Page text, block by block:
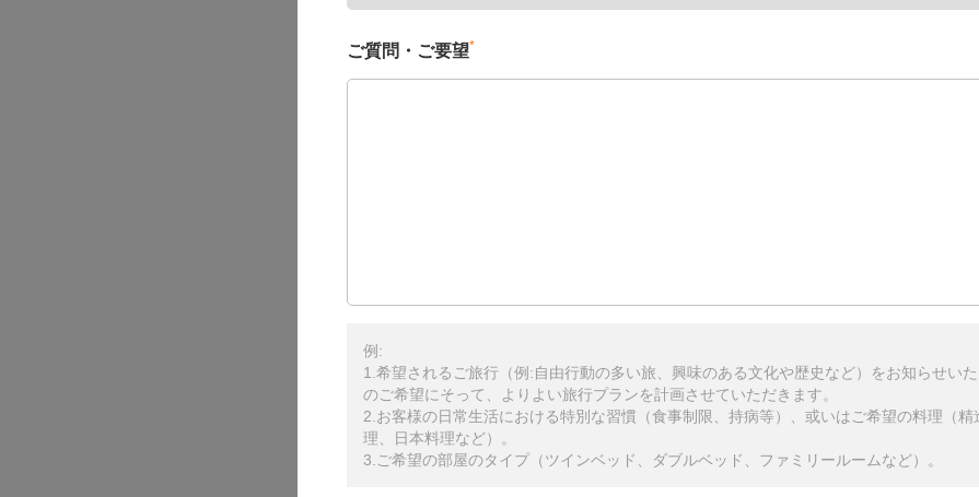
ご質問・ご要望*
例:
1.希望されるご旅行（例:自由行動の多い旅、興味のある文化や歴史など）をお知らせい
のご希望にそって、よりよい旅行プランを計画させていただきます。
2.お客様の日常生活における特別な習慣（食事制限、持病等）、或いはご希望の料理（精
理、日本料理など）。
3.ご希望の部屋のタイプ（ツインベッド、ダブルベッド、ファミリールームなど）。